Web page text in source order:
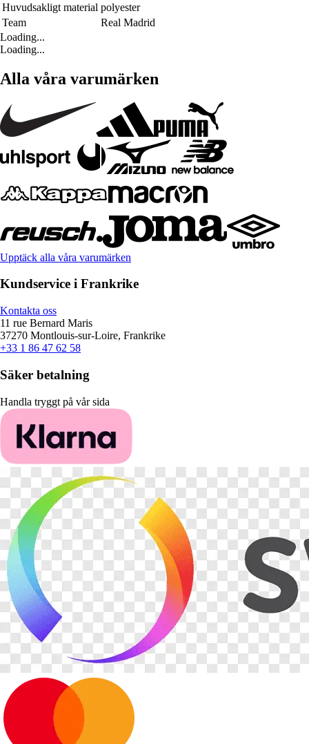
Huvudsakligt material polyester
Team
Real Madrid
Loading...
Loading...
Alla våra varumärken
Upptäck alla våra varumärken
Kundservice i Frankrike
Kontakta oss
11 rue Bernard Maris
37270 Montlouis-sur-Loire, Frankrike
+33 1 86 47 62 58
Säker betalning
Handla tryggt på vår sida